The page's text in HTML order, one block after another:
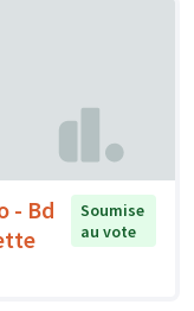
- Bd
Soumise
au vote